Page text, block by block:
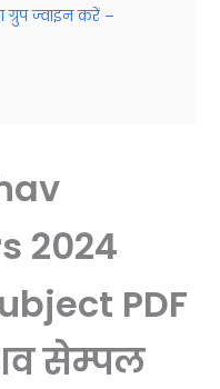
ज्वाइन करें –
2024
PDF
सेम्पल